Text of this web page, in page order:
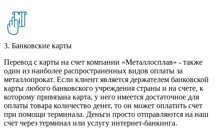
3. Банковские карты
Перевод с карты на счет компании «Металлосплав» - также
один из наиболее распространенных видов оплаты за
металлопрокат. Если клиент является держателем банковской
карты любого банковского учреждения страны и на счете, к
которому привязана карта, у него имеется достаточное для
оплаты товара количество денег, то он может оплатить счет
при помощи терминала. Деньги просто отправляются на наш
счет через терминал или услугу интернет-банкинга.